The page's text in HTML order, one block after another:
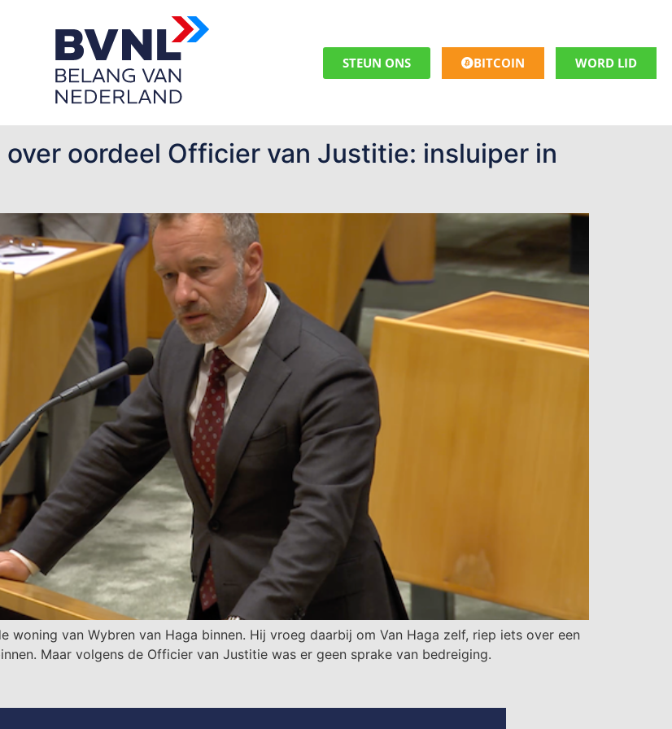
STEUN ONS BITCOIN WORD LID
oordeel Officier van Justitie: insluiper in
van Wybren van Haga binnen. Hij vroeg daarbij om Van Haga zelf, riep iets over een
Maar volgens de Officier van Justitie was er geen sprake van bedreiging.